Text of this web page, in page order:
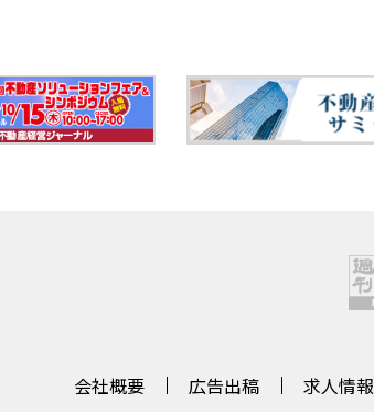
会社概要 広告出稿 求人情報